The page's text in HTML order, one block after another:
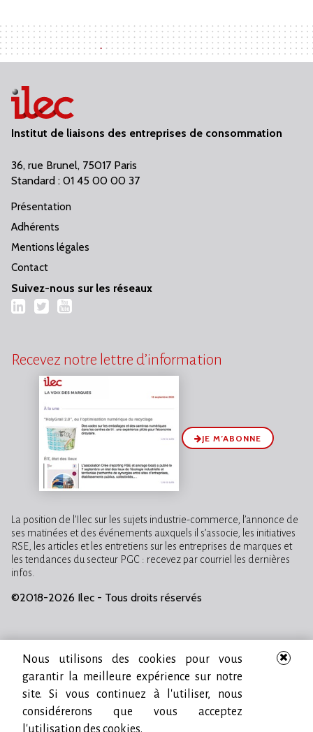
Institut de liaisons des entreprises de consommation
36, rue Brunel, 75017 Paris
Standard : 01 45 00 00 37
Présentation
Adhérents
Mentions légales
Contact
Suivez-nous sur les réseaux
LinkedIn
TwitterYouTube
Recevez notre lettre d’information
JE M’ABONNE
La position de l’Ilec sur les sujets industrie-commerce, l’annonce de
ses matinées et des événements auxquels il s’associe, les initiatives
RSE, les articles et les entretiens sur les entreprises de marques et
les tendances du secteur PGC : recevez par courriel les dernières
infos.
©2018-2026 Ilec - Tous droits réservés
Nous utilisons des cookies pour vous
garantir la meilleure expérience sur notre
site. Si vous continuez à l'utiliser, nous
considérerons que vous acceptez
l'utilisation des cookies.